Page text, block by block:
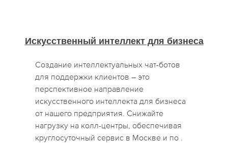
Искусственный интеллект для бизнеса
Создание интеллектуальных чат-ботов
для поддержки клиентов – это
перспективное направление
искусственного интеллекта для бизнеса
от нашего предприятия. Снижайте
нагрузку на колл-центры, обеспечивая
круглосуточный сервис в Москве и по .